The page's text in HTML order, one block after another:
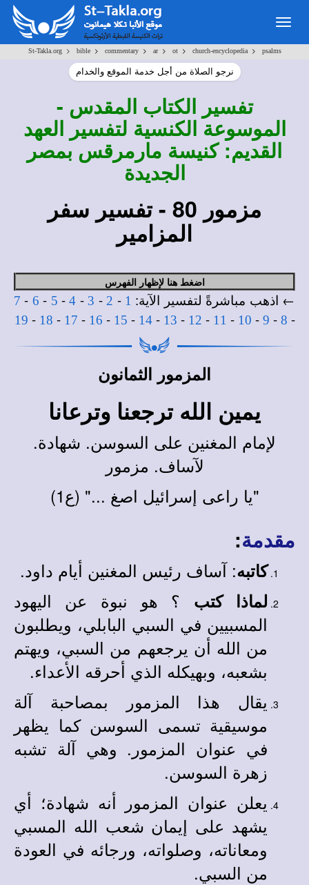
St-Takla.org> bible> commentary> ar> ot> church-encyclopedia> psalms
نرجو الصلاة من أجل خدمة الموقع والخدام
تفسير الكتاب المقدس -
الموسوعة الكنسية لتفسير العهد
القديم: كنيسة مارمرقس بمصر
الجديدة
مزمور 80 - تفسير سفر
المزامير
اضغط هنا لإظهار الفهرس
← اذهب مباشرةً لتفسير الآية: 1
-
2
-
3
-
4
-
5
-
6
-
7
-
8
-
9
-
10
-
11
-
12
-
13
-
14
-
15
-
16
-
17
-
18
-
19
المزمور الثمانون
يمين الله ترجعنا وترعانا
لإمام المغنين على السوسن. شهادة.
لآساف. مزمور
"يا راعى إسرائيل اصغ ..." (ع1)
مقدمة:
كاتبه: آساف رئيس المغنين أيام داود.
لماذا كتب ؟ هو نبوة عن اليهود
المسبيين في السبي البابلي، ويطلبون
من الله أن يرجعهم من السبي، ويهتم
بشعبه، وبهيكله الذي أحرقه الأعداء.
يقال هذا المزمور بمصاحبة آلة
موسيقية تسمى السوسن كما يظهر
في عنوان المزمور. وهي آلة تشبه
زهرة السوسن.
يعلن عنوان المزمور أنه شهادة؛ أي
يشهد على إيمان شعب الله المسبي
ومعاناته، وصلواته، ورجائه في العودة
من السبي.